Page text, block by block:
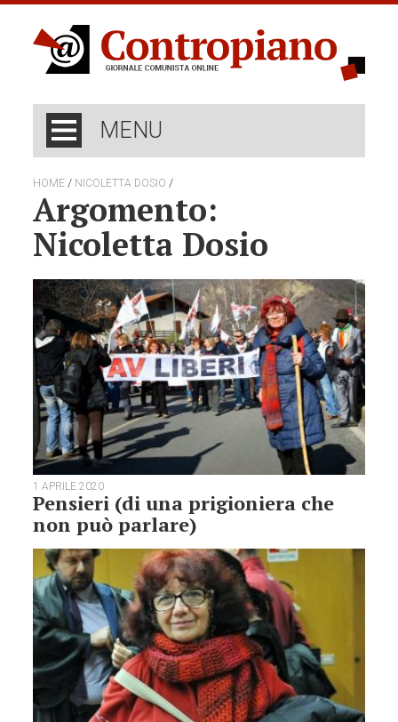
MENU
HOME / NICOLETTA DOSIO /
Argomento:
Nicoletta Dosio
1 APRILE 2020
Pensieri (di una prigioniera che
non può parlare)